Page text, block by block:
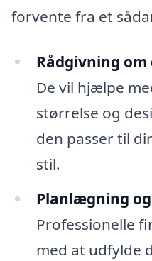
forvente fra et
Rådgivning om
De vil hjælpe
størrelse og
den passer til
stil.
Planlægning
Professionelle
med at udfylde